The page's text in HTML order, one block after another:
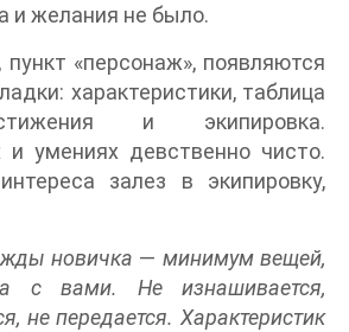
и желания не было.
«персонаж», появляются
характеристики, таблица
и экипировка.
умениях девственно чисто.
залез в экипировку,
новичка — минимум вещей,
с вами. Не изнашивается,
не передается. Характеристик